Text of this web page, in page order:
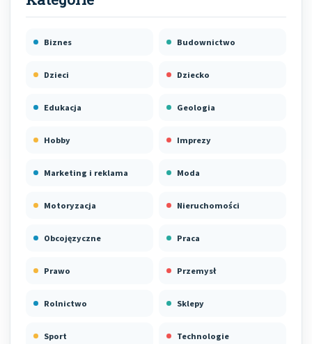
Biznes Budownictwo
Dzieci Dziecko
Edukacja Geologia
Hobby Imprezy
Marketing i reklama Moda
Motoryzacja Nieruchomości
Obcojęzyczne Praca
Prawo Przemysł
Rolnictwo Sklepy
Sport Technologie